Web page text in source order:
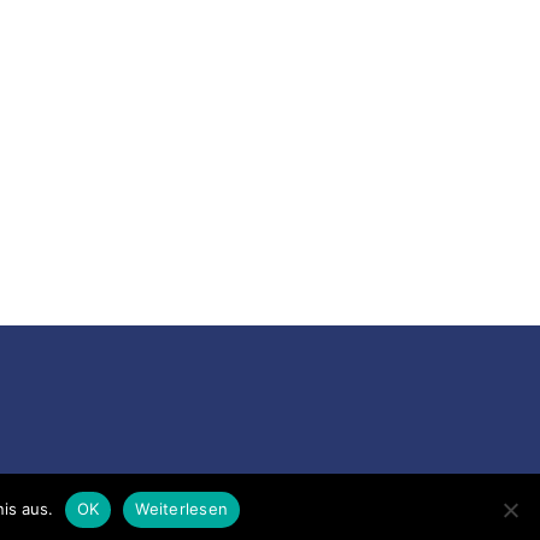
aus. OK Weiterlesen